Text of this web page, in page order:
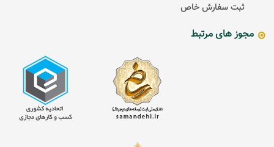
ثبت سفارش خاص
مجوز های مرتبط